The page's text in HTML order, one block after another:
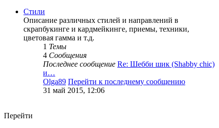
Стили
Описание различных стилей и направлений в
скрапбукинге и кардмейкинге, приемы, техники,
цветовая гамма и т.д.
1 Темы
4 Сообщения
Последнее сообщение Re: Шебби шик (Shabby chic)
и…
Olga89 Перейти к последнему сообщению
31 май 2015, 12:06
Перейти